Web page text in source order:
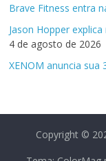
Brave Fitness entra
Jason Hopper
4 de agosto de 2026
XENOM anuncia sua
Copyright ©